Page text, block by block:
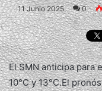
11 Junio 2025 0
El SMN anticipa para
10°C y 13°C.El